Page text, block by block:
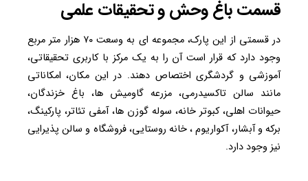
قسمت باغ وحش و تحقیقات علمی
در قسمتی از این پارک، مجموعه ای به وسعت ۷۰ هزار متر مربع
وجود دارد که قرار است آن را به یک مرکز با کاربری تحقیقاتی،
آموزشی و گردشگری اختصاص دهند. در این مکان، امکاناتی
مانند سالن تاکسیدرمی، مزرعه گاومیش ها، باغ خزندگان،
حیوانات اهلی، کبوتر خانه، سوله گوزن ها، آمفی تئاتر، پارکینگ،
برکه و آبشار، آکواریوم ، خانه روستایی، فروشگاه و سالن پذیرایی
نیز وجود دارد.